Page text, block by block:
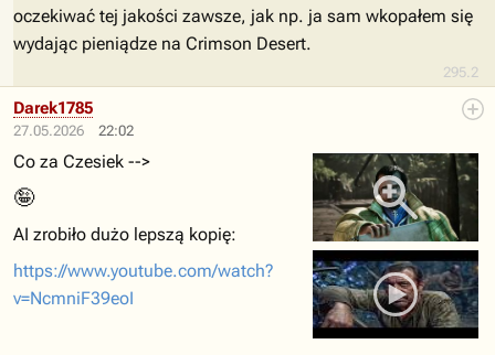
295.2
oczekiwać tej jakości zawsze, jak np. ja sam wkopałem się
wydając pieniądze na Crimson Desert.
27.05.2026 22:02
Darek1785
Co za Czesiek -->
🤪
AI zrobiło dużo lepszą kopię:
https://www.youtube.com/watch?
v=NcmniF39eoI